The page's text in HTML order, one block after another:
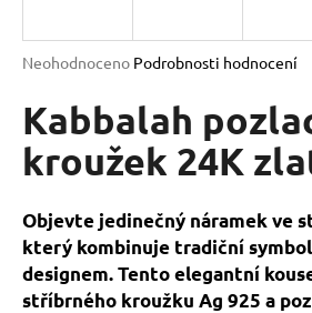
Průměrné
produktu
je
0,0
hvězdiček.
Neohodnoceno Podrobnosti hodnocení
Kabbalah
kroužek 24K
Objevte jedinečný náramek ve
který kombinuje tradiční
designem. Tento elegantní
stříbrného kroužku Ag 925 a
j
t
?
HLEDAT